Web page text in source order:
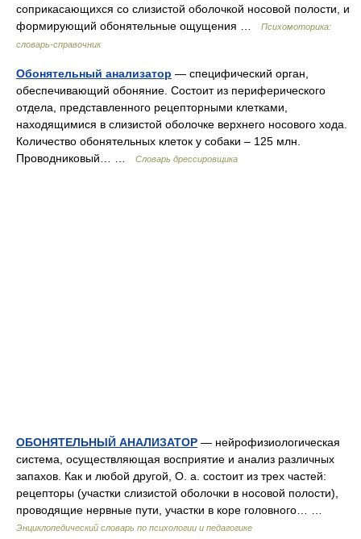
соприкасающихся со слизистой оболочкой носовой полости, и
формирующий обонятельные ощущения …
Психомоторика:
cловарь-справочник
Обонятельный анализатор — специфический орган,
обеспечивающий обоняние. Состоит из периферического
отдела, представленного рецепторными клетками,
находящимися в слизистой оболочке верхнего носового хода.
Количество обонятельных клеток у собаки – 125 млн.
Проводниковый… …
Словарь дрессировщика
ОБОНЯТЕЛЬНЫЙ АНАЛИЗАТОР — нейрофизиологическая
система, осуществляющая восприятие и анализ различных
запахов. Как и любой другой, О. а. состоит из трех частей:
рецепторы (участки слизистой оболочки в носовой полости),
проводящие нервные пути, участки в коре головного… …
Энциклопедический словарь по психологии и педагогике